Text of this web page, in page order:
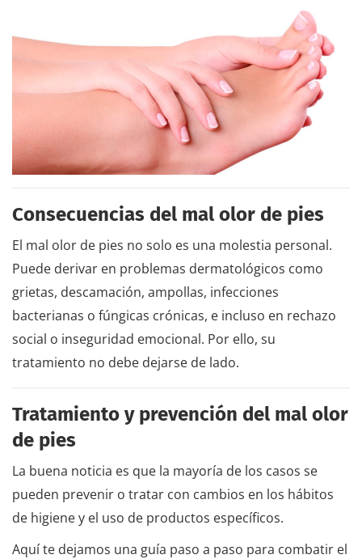
Consecuencias del mal olor de pies
El mal olor de pies no solo es una molestia personal.
Puede derivar en problemas dermatológicos como
grietas, descamación, ampollas, infecciones
bacterianas o fúngicas crónicas, e incluso en rechazo
social o inseguridad emocional. Por ello, su
tratamiento no debe dejarse de lado.
Tratamiento y prevención del mal olor
de pies
La buena noticia es que la mayoría de los casos se
pueden prevenir o tratar con cambios en los hábitos
de higiene y el uso de productos específicos.
Aquí te dejamos una guía paso a paso para combatir el